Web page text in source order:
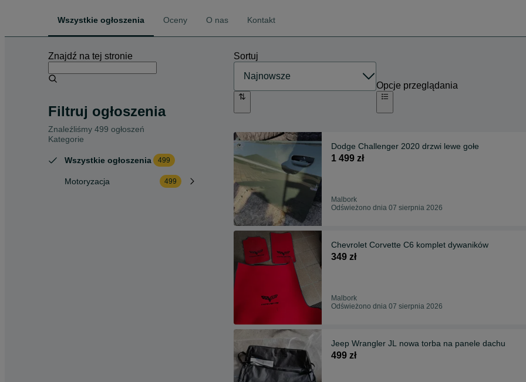
Wszystkie ogłoszenia Oceny O nas Kontakt
Znajdź na tej stronie
Filtruj ogłoszenia
Znaleźliśmy 499 ogłoszeń
Kategorie
Wszystkie ogłoszenia 499
Motoryzacja 499
Sortuj
Opcje przeglądania
Dodge Challenger 2020 drzwi lewe gołe
1 499 zł
Malbork
Odświeżono dnia 07 sierpnia 2026
Chevrolet Corvette C6 komplet dywaników
349 zł
Malbork
Odświeżono dnia 07 sierpnia 2026
Jeep Wrangler JL nowa torba na panele dachu
499 zł